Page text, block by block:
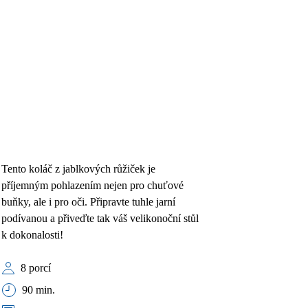
Tento koláč z jablkových růžiček je
příjemným pohlazením nejen pro chuťové
buňky, ale i pro oči. Připravte tuhle jarní
podívanou a přiveďte tak váš velikonoční stůl
k dokonalosti!
8 porcí
90 min.